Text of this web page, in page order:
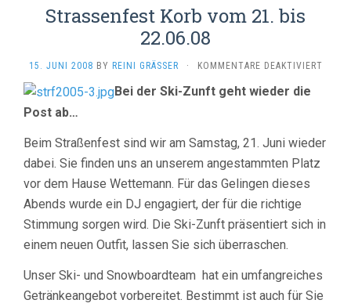
Strassenfest Korb vom 21. bis
22.06.08
15. JUNI 2008 BY REINI GRÄSSER · KOMMENTARE DEAKTIVIERT
BIS
Bei der Ski-Zunft geht wieder die
Post ab…
Beim Straßenfest sind wir am Samstag, 21. Juni wieder
dabei. Sie finden uns an unserem angestammten Platz
vor dem Hause Wettemann. Für das Gelingen dieses
Abends wurde ein DJ engagiert, der für die richtige
Stimmung sorgen wird. Die Ski-Zunft präsentiert sich in
einem neuen Outfit, lassen Sie sich überraschen.
Unser Ski- und Snowboardteam hat ein umfangreiches
Getränkeangebot vorbereitet. Bestimmt ist auch für Sie